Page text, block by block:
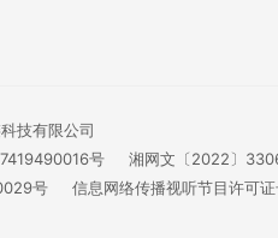
技有限公司
号
湘网文〔2022〕
号 信息网络传播视听节目许可